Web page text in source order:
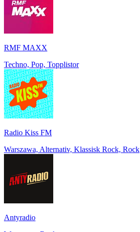
RMF MAXX
Techno, Pop, Topplistor
Radio Kiss FM
Warszawa, Alternativ, Klassisk Rock, Rock
Antyradio